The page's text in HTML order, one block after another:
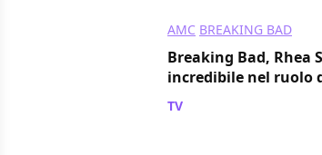
AMC BREAKING BAD
Breaking Bad, Rhea
incredibile nel ruolo
TV